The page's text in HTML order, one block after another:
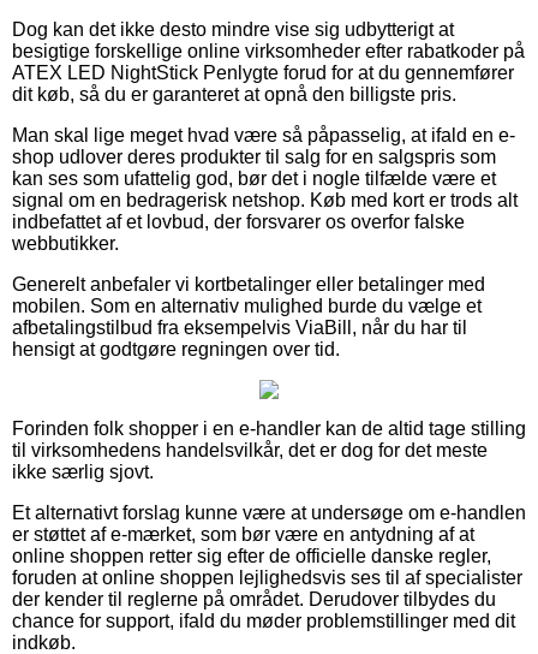
Dog kan det ikke desto mindre vise sig udbytterigt at
besigtige forskellige online virksomheder efter rabatkoder på
ATEX LED NightStick Penlygte forud for at du gennemfører
dit køb, så du er garanteret at opnå den billigste pris.
Man skal lige meget hvad være så påpasselig, at ifald en e-
shop udlover deres produkter til salg for en salgspris som
kan ses som ufattelig god, bør det i nogle tilfælde være et
signal om en bedragerisk netshop. Køb med kort er trods alt
indbefattet af et lovbud, der forsvarer os overfor falske
webbutikker.
Generelt anbefaler vi kortbetalinger eller betalinger med
mobilen. Som en alternativ mulighed burde du vælge et
afbetalingstilbud fra eksempelvis ViaBill, når du har til
hensigt at godtgøre regningen over tid.
Forinden folk shopper i en e-handler kan de altid tage stilling
til virksomhedens handelsvilkår, det er dog for det meste
ikke særlig sjovt.
Et alternativt forslag kunne være at undersøge om e-handlen
er støttet af e-mærket, som bør være en antydning af at
online shoppen retter sig efter de officielle danske regler,
foruden at online shoppen lejlighedsvis ses til af specialister
der kender til reglerne på området. Derudover tilbydes du
chance for support, ifald du møder problemstillinger med dit
indkøb.